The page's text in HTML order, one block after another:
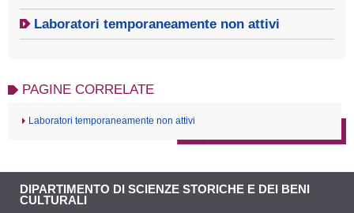
Laboratori temporaneamente non attivi
PAGINE CORRELATE
Laboratori temporaneamente non attivi
DIPARTIMENTO DI SCIENZE STORICHE E DEI BENI
CULTURALI